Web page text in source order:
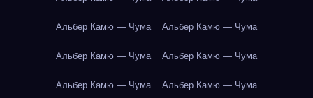
Альбер Камю — Чума Альбер Камю — Чума
Альбер Камю — Чума Альбер Камю — Чума
Альбер Камю — Чума Альбер Камю — Чума